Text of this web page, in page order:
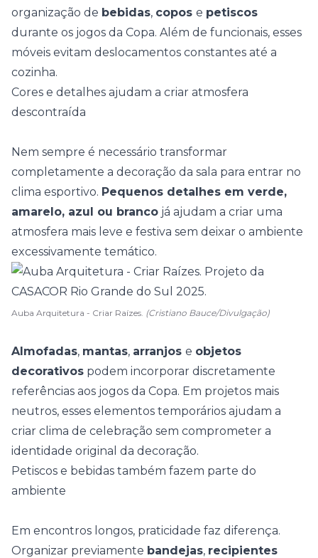
organização de bebidas, copos e petiscos
durante os jogos da Copa. Além de funcionais, esses
móveis evitam deslocamentos constantes até a
cozinha.
Cores e detalhes ajudam a criar atmosfera
descontraída
Nem sempre é necessário transformar
completamente a decoração da sala para entrar no
clima esportivo. Pequenos detalhes em verde,
amarelo, azul ou branco já ajudam a criar uma
atmosfera mais leve e festiva sem deixar o ambiente
excessivamente temático.
Auba Arquitetura - Criar Raízes. (Cristiano Bauce/Divulgação)
Almofadas, mantas, arranjos e objetos
decorativos podem incorporar discretamente
referências aos jogos da Copa. Em projetos mais
neutros, esses elementos temporários ajudam a
criar clima de celebração sem comprometer a
identidade original da decoração.
Petiscos e bebidas também fazem parte do
ambiente
Em encontros longos, praticidade faz diferença.
Organizar previamente bandejas, recipientes